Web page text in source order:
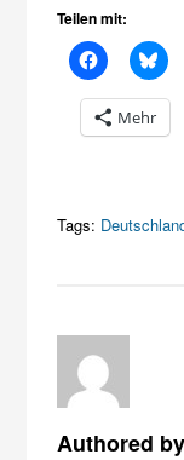
Teilen mit:
Mehr
Tags:
Authored